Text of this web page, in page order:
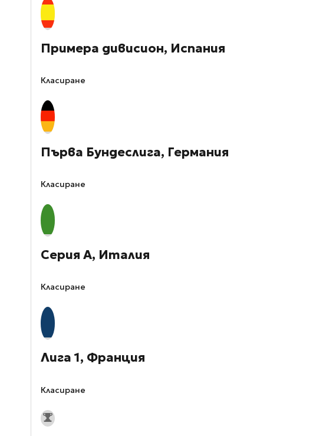
Примера дивисион, Испания
Класиране
Първа Бундеслига, Германия
Класиране
Серия А, Италия
Класиране
Лига 1, Франция
Класиране